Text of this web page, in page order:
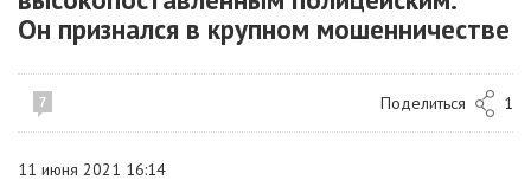
Он признался в крупном мошенничестве
7 Поделиться 1
11 июня 2021 16:14